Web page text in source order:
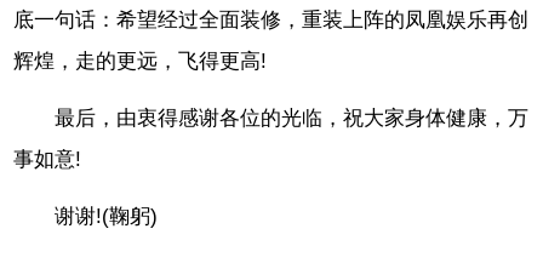
底一句话：希望经过全面装修，重装上阵的凤凰娱乐再创
辉煌，走的更远，飞得更高!
最后，由衷得感谢各位的光临，祝大家身体健康，万
事如意!
谢谢!(鞠躬)